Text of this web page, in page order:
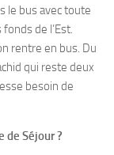
le bus avec toute
de l’Est.
rentre en bus. Du
qui reste deux
besoin de
de Séjour ?